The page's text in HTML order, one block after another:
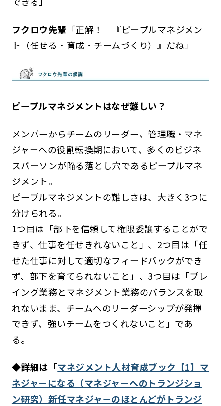
フクロウ先輩 「正解！ 『ピープルマネジメン
ト（任せる・育成・チームづくり）』だね」
ピープルマネジメントはなぜ難しい？
メンバーからチームのリーダー、管理職・マネ
ジャーへの役割転換期において、多くのビジネ
スパーソンが陥る落とし穴であるピープルマネ
ジメント。
ピープルマネジメントの難しさは、大きく3つに
分けられる。
1つ目は「部下を信頼して権限委譲することがで
きず、仕事を任せきれないこと」、2つ目は「任
せた仕事に対して適切なフィードバックができ
ず、部下を育てられないこと」、3つ目は「プレ
イング業務とマネジメント業務のバランスを取
れないまま、チームへのリーダーシップが発揮
できず、強いチームをつくれないこと」であ
る。
◆詳細は「マネジメント人材育成ブック【1】マ
ネジャーになる（マネジャーへのトランジショ
ン研究）新任マネジャーのほとんどがトランジ